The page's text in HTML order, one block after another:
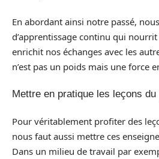
En abordant ainsi notre passé,
d’apprentissage continu qui
enrichit nos échanges avec les
n’est pas un poids mais une force
Mettre en pratique les leçons du
Pour véritablement profiter des
nous faut aussi mettre ces
Dans un milieu de travail par